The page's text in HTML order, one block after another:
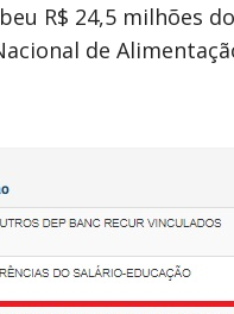
R$ 24,5 milhões
de